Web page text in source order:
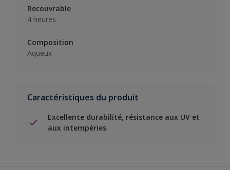
Recouvrable
4 heures
Composition
Aqueux
Caractéristiques du produit
Excellente durabilité, résistance aux UV et
aux intempéries